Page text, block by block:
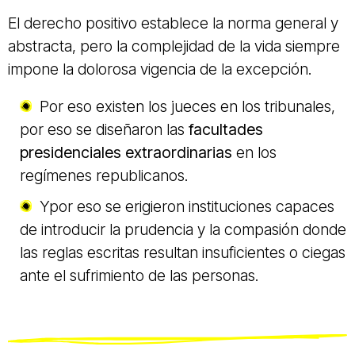
El derecho positivo establece la norma general y
abstracta, pero la complejidad de la vida siempre
impone la dolorosa vigencia de la excepción.
Por eso existen los jueces en los tribunales,
por eso se diseñaron las facultades
presidenciales extraordinarias en los
regímenes republicanos.
Ypor eso se erigieron instituciones capaces
de introducir la prudencia y la compasión donde
las reglas escritas resultan insuficientes o ciegas
ante el sufrimiento de las personas.